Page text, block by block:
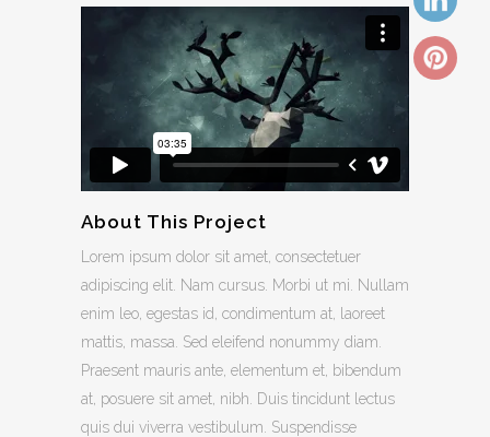
About This Project
Lorem ipsum dolor sit amet, consectetuer
adipiscing elit. Nam cursus. Morbi ut mi. Nullam
enim leo, egestas id, condimentum at, laoreet
mattis, massa. Sed eleifend nonummy diam.
Praesent mauris ante, elementum et, bibendum
at, posuere sit amet, nibh. Duis tincidunt lectus
quis dui viverra vestibulum. Suspendisse